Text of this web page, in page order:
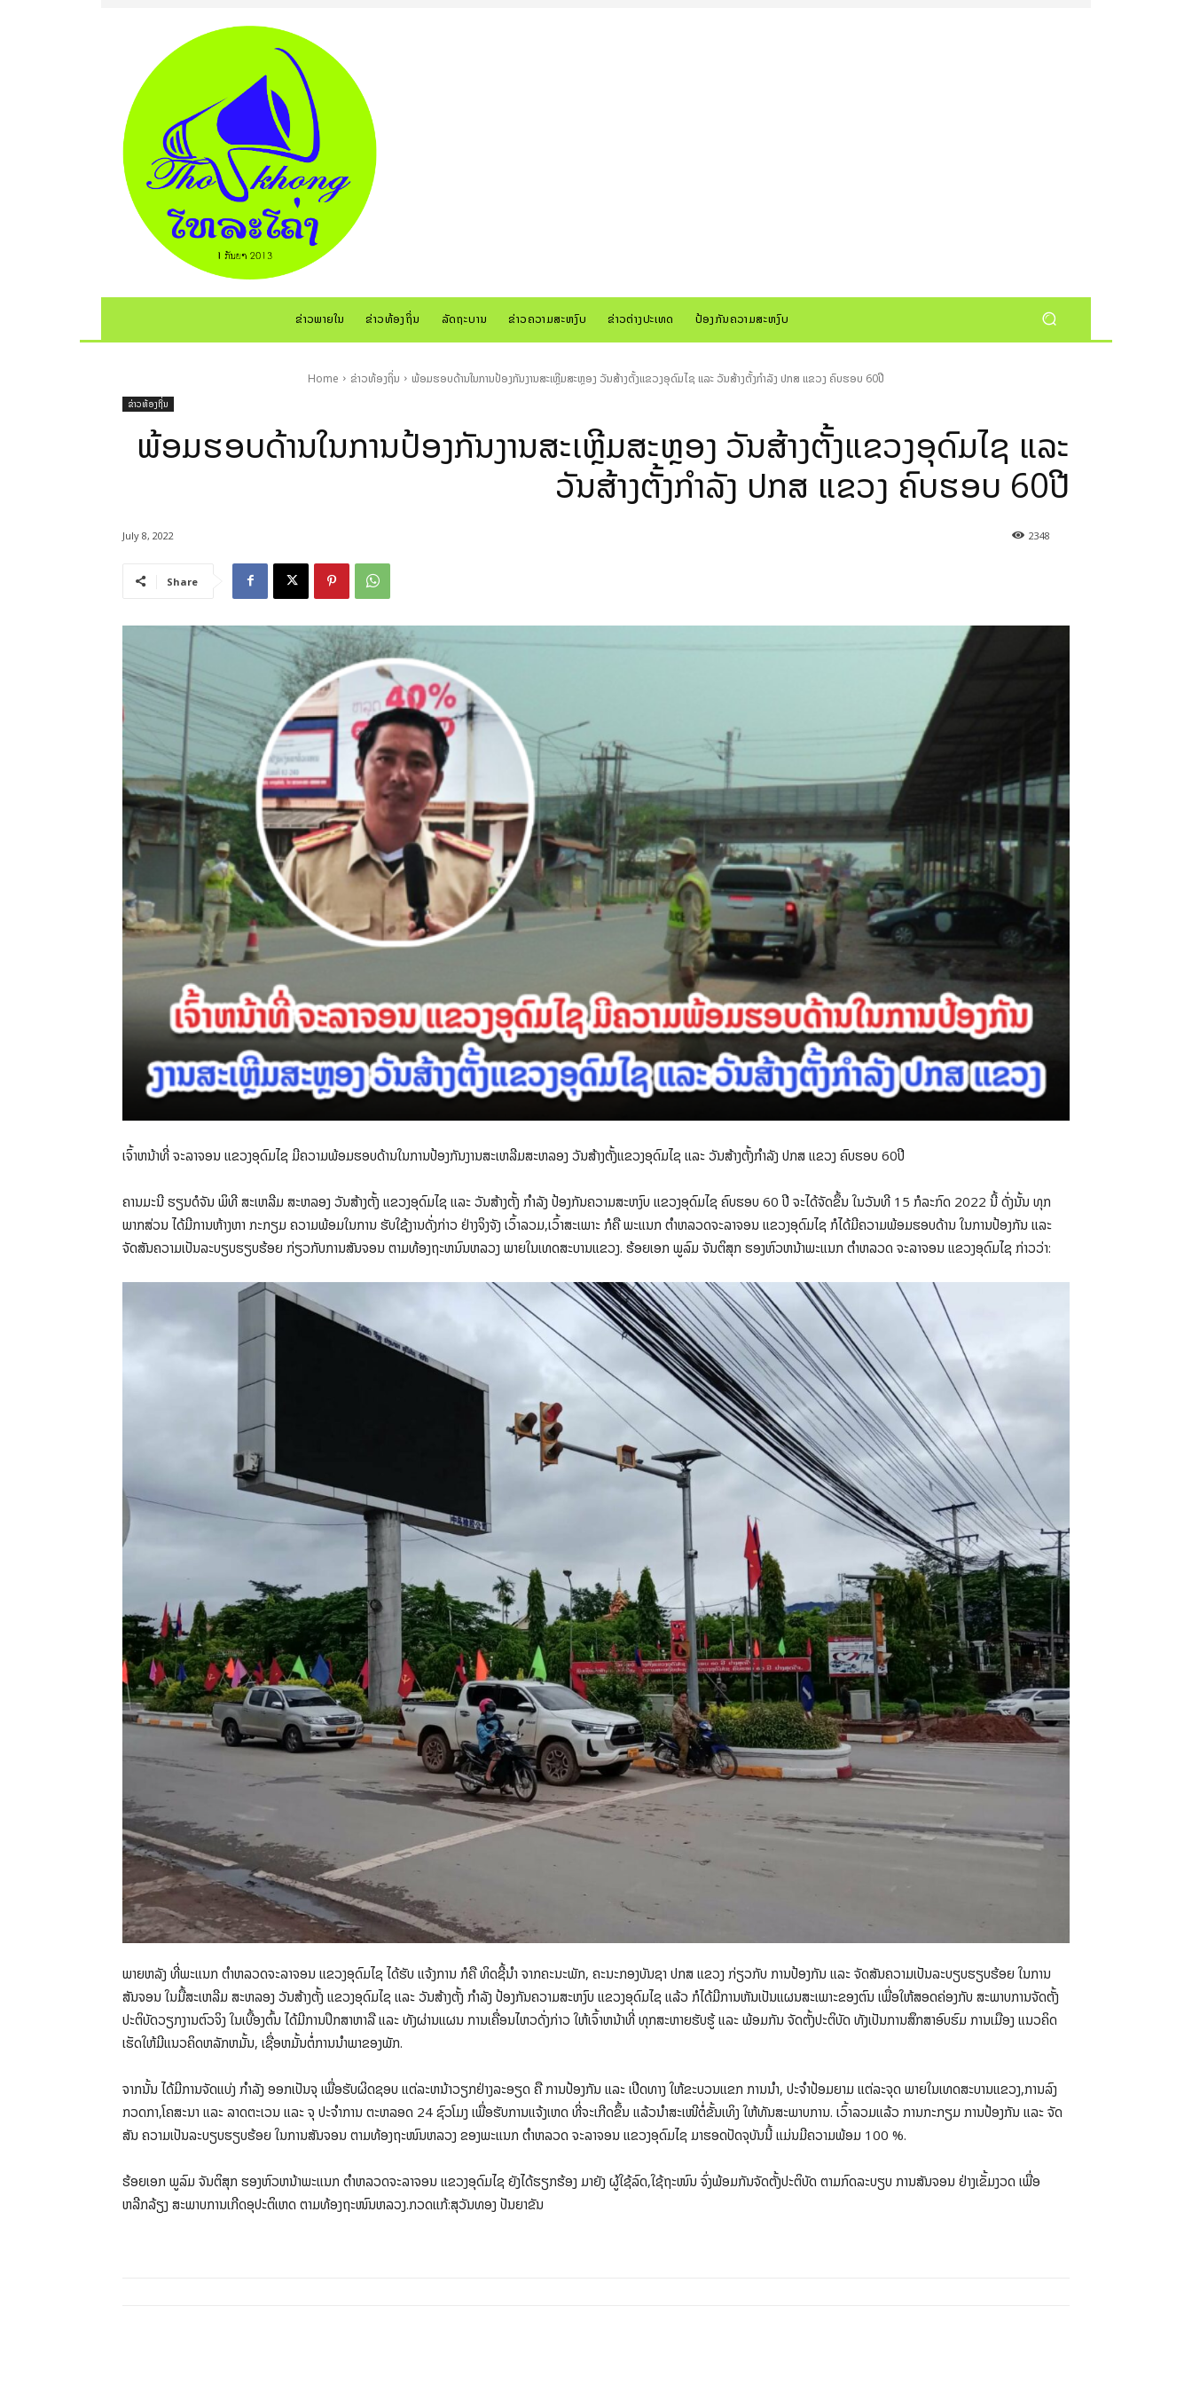
ຂ່າວພາຍໃນ ຂ່າວທ້ອງຖິ່ນ ລັດຖະບານ ຂ່າວຄວາມສະຫງົບ ຂ່າວຕ່າງປະເທດ ປ້ອງກັນຄວາມສະຫງົບ
Home ຂ່າວທ້ອງຖິ່ນ ພ້ອມຮອບດ້ານໃນການປ້ອງກັນງານສະເຫຼີມສະຫຼອງ ວັນສ້າງຕັ້ງແຂວງອຸດົມໄຊ ແລະ ວັນສ້າງຕັ້ງກຳລັງ ປກສ ແຂວງ ຄົບຮອບ 60ປີ
ຂ່າວທ້ອງຖິ່ນ
ພ້ອມຮອບດ້ານໃນການປ້ອງກັນງານສະເຫຼີມສະຫຼອງ ວັນສ້າງຕັ້ງແຂວງອຸດົມໄຊ ແລະ
ວັນສ້າງຕັ້ງກຳລັງ ປກສ ແຂວງ ຄົບຮອບ 60ປີ
2348
July 8, 2022
Share
ເຈົ້າຫນ້າທີ່ ຈະລາຈອນ ແຂວງອຸດົມໄຊ ມີຄວາມພ້ອມຮອບດ້ານໃນການປ້ອງກັນງານສະເຫລີມສະຫລອງ ວັນສ້າງຕັ້ງແຂວງອຸດົມໄຊ ແລະ ວັນສ້າງຕັ້ງກຳລັງ ປກສ ແຂວງ ຄົບຮອບ 60ປີ
ຄານມະນີ ຮຽນດໍຈັນ ພິທີ ສະເຫລີມ ສະຫລອງ ວັນສ້າງຕັ້ງ ແຂວງອຸດົມໄຊ ແລະ ວັນສ້າງຕັ້ງ ກໍາລັງ ປ້ອງກັນຄວາມສະຫງົບ ແຂວງອຸດົມໄຊ ຄົບຮອບ 60 ປີ ຈະໄດ້ຈັດຂຶ້ນ ໃນວັນທີ 15 ກໍລະກົດ 2022 ນີ້ ດັ່ງນັ້ນ ທຸກ
ພາກສ່ວນ ໄດ້ມີການຫ້າງຫາ ກະກຽມ ຄວາມພ້ອມໃນການ ຮັບໃຊ້ງານດັ່ງກ່າວ ຢ່າງຈິງຈັງ ເວົ້າລວມ,ເວົ້າສະເພາະ ກໍຄື ພະແນກ ຕຳຫລວດຈະລາຈອນ ແຂວງອຸດົມໄຊ ກໍໄດ້ມີຄວາມພ້ອມຮອບດ້ານ ໃນການປ້ອງກັນ ແລະ
ຈັດສັນຄວາມເປັນລະບຽບຮຽບຮ້ອຍ ກ່ຽວກັບການສັນຈອນ ຕາມທ້ອງຖະຫນົນຫລວງ ພາຍໃນເທດສະບານແຂວງ. ຮ້ອຍເອກ ພູລົມ ຈັນຕິສຸກ ຮອງຫົວຫນ້າພະແນກ ຕໍາຫລວດ ຈະລາຈອນ ແຂວງອຸດົມໄຊ ກ່າວວ່າ:
ພາຍຫລັງ ທີ່ພະແນກ ຕຳຫລວດຈະລາຈອນ ແຂວງອຸດົມໄຊ ໄດ້ຮັບ ແຈ້ງການ ກໍຄື ທິດຊີ້ນຳ ຈາກຄະນະພັກ, ຄະນະກອງບັນຊາ ປກສ ແຂວງ ກ່ຽວກັບ ການປ້ອງກັນ ແລະ ຈັດສັນຄວາມເປັນລະບຽບຮຽບຮ້ອຍ ໃນການ
ສັນຈອນ ໃນມື້ສະເຫລີມ ສະຫລອງ ວັນສ້າງຕັ້ງ ແຂວງອຸດົມໄຊ ແລະ ວັນສ້າງຕັ້ງ ກຳລັງ ປ້ອງກັນຄວາມສະຫງົບ ແຂວງອຸດົມໄຊ ແລ້ວ ກໍໄດ້ມີການຫັນເປັນແຜນສະເພາະຂອງຕົນ ເພື່ອໃຫ້ສອດຄ່ອງກັບ ສະພາບການຈັດຕັ້ງ
ປະຕິບັດວຽກງານຕົວຈິງ ໃນເບື້ອງຕົ້ນ ໄດ້ມີການປຶກສາຫາລື ແລະ ທັງຜ່ານແຜນ ການເຄື່ອນໄຫວດັ່ງກ່າວ ໃຫ້ເຈົ້າຫນ້າທີ່ ທຸກສະຫາຍຮັບຮູ້ ແລະ ພ້ອມກັນ ຈັດຕັ້ງປະຕິບັດ ທັງເປັນການສຶກສາອົບຮົມ ການເມືອງ ແນວຄິດ
ເຮັດໃຫ້ມີແນວຄິດຫລັກຫມັ້ນ, ເຊື່ອຫມັ້ນຕໍ່ການນຳພາຂອງພັກ.
ຈາກນັ້ນ ໄດ້ມີການຈັດແບ່ງ ກຳລັງ ອອກເປັນຈຸ ເພື່ອຮັບຜິດຊອບ ແຕ່ລະຫນ້າວຽກຢ່າງລະອຽດ ຄື ການປ້ອງກັນ ແລະ ເປີດທາງ ໃຫ້ຂະບວນແຂກ ການນຳ, ປະຈຳປ້ອມຍາມ ແຕ່ລະຈຸດ ພາຍໃນເທດສະບານແຂວງ,ການລົງ
ກວດກາ,ໂຄສະນາ ແລະ ລາດຕະເວນ ແລະ ຈຸ ປະຈຳການ ຕະຫລອດ 24 ຊົວໂມງ ເພື່ອຮັບການແຈ້ງເຫດ ທີ່ຈະເກີດຂຶ້ນ ແລ້ວນຳສະເໜີຕໍ່ຂັ້ນເທິງ ໃຫ້ທັນສະພາບການ. ເວົ້າລວມແລ້ວ ການກະກຽມ ການປ້ອງກັນ ແລະ ຈັດ
ສັນ ຄວາມເປັນລະບຽບຮຽບຮ້ອຍ ໃນການສັນຈອນ ຕາມທ້ອງຖະໜົນຫລວງ ຂອງພະແນກ ຕຳຫລວດ ຈະລາຈອນ ແຂວງອຸດົມໄຊ ມາຮອດປັດຈຸບັນນີ້ ແມ່ນມີຄວາມພ້ອມ 100 %.
ຮ້ອຍເອກ ພູລົມ ຈັນຕິສຸກ ຮອງຫົວຫນ້າພະແນກ ຕໍາຫລວດຈະລາຈອນ ແຂວງອຸດົມໄຊ ຍັງໄດ້ຮຽກຮ້ອງ ມາຍັງ ຜູ້ໃຊ້ລົດ,ໃຊ້ຖະໜົນ ຈົ່ງພ້ອມກັນຈັດຕັ້ງປະຕິບັດ ຕາມກົດລະບຽບ ການສັນຈອນ ຢ່າງເຂັ້ມງວດ ເພື່ອ
ຫລີກລ້ຽງ ສະພາບການເກີດອຸປະຕິເຫດ ຕາມທ້ອງຖະໜົນຫລວງ.ກວດແກ້:ສຸວັນທອງ ປັນຍາຂັນ